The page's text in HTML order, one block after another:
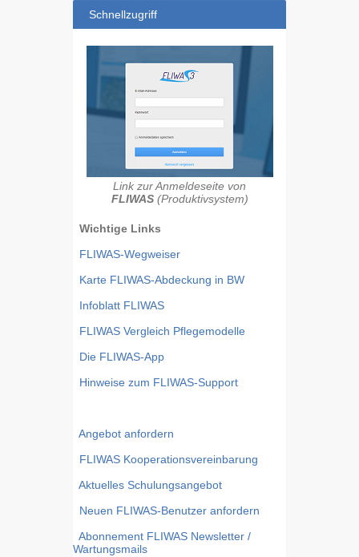
Schnellzugriff
Link zur Anmeldeseite von
FLIWAS(Produktivsystem)
Wichtige Links
FLIWAS-Wegweiser
Karte FLIWAS-Abdeckung in BW
Infoblatt FLIWAS
FLIWAS Vergleich Pflegemodelle
Die FLIWAS-App
Hinweise zum FLIWAS-Support
Angebot anfordern
FLIWAS Kooperationsvereinbarung
Aktuelles Schulungsangebot
Neuen FLIWAS-Benutzer anfordern
Abonnement FLIWAS Newsletter /
Wartungsmails